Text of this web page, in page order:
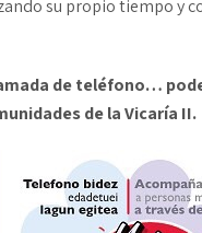
su propio tiempo y
de teléfono…
de la Vicaría II.